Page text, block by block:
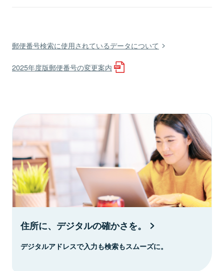
郵便番号検索に使用されているデータについて
2025年度版郵便番号の変更案内
住所に、デジタルの確かさを。
デジタルアドレスで入力も検索もスムーズに。